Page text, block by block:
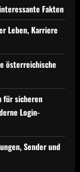
Fakten
Leben, Karriere
österreichische
für sicheren
Login-
Sender und